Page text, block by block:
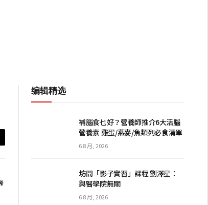
网
编辑精选
補腦食乜好？營養師推介6大活腦
營養素 雞蛋/燕麥/魚類列必食清單
6 8 月, 2026
坊間「影子實習」課程 劉澤星：
與醫學院無關
6 8 月, 2026